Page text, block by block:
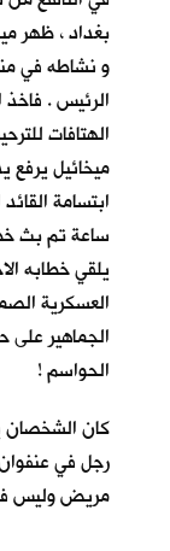
بغداد ، ظهر
و نشاطه في
الرئيس .
الهتافات
ميخائيل يرفع
ابتسامة
ساعة تم بث
يلقي خطابه
العسكرية
الجماهير على
الحواسم !
كان الشخصان
رجل في
مريض وليس